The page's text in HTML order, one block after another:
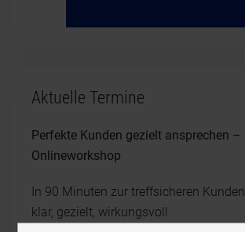
Aktuelle Termine
Perfekte Kunden gezielt ansprechen –
Onlineworkshop
In 90 Minuten zur treffsicheren
klar, gezielt, wirkungsvoll